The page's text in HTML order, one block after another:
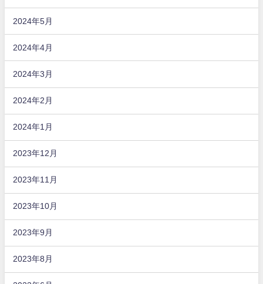
2024年5月
2024年4月
2024年3月
2024年2月
2024年1月
2023年12月
2023年11月
2023年10月
2023年9月
2023年8月